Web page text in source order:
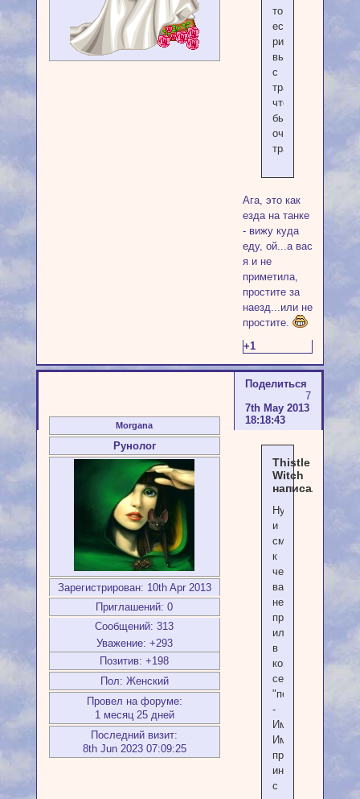
то
есть
риск
вылететь
с
трассы,
что
бывает
очень
травматично.
Ага, это как
езда на танке
- вижу куда
еду, ой...а вас
я и не
приметила,
простите за
наезд...или не
простите.
+1
Поделиться
7
7th May 2013
18:18:43
Morgana
Рунолог
Зарегистрирован: 10th Apr 2013
Приглашений: 0
Сообщений: 313
Уважение: +293
Позитив: +198
Пол: Женский
Провел на форуме:
1 месяц 25 дней
Последний визит:
8th Jun 2023 07:09:25
Thistle
Witch
написал(а):
Ну
и
смотрите
к
чему
вам
необходимо
прийти,
или
в
кого
себя
"переродить"
-
Император.
Император
правит
интеллектом,
с